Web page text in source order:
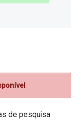
de pesquisa